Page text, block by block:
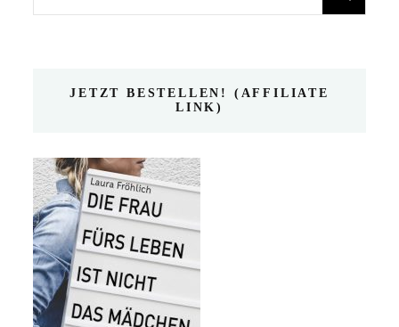
nach:
JETZT BESTELLEN! (AFFILIATE
LINK)